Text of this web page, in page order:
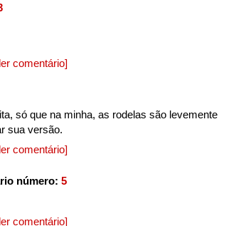
comentário]
só que na minha, as rodelas são levemente
sua versão.
comentário]
número: 5
comentário]